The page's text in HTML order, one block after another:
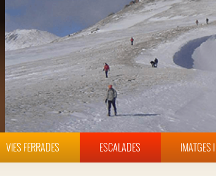
VIES FERRADES ESCALADES IMATGES